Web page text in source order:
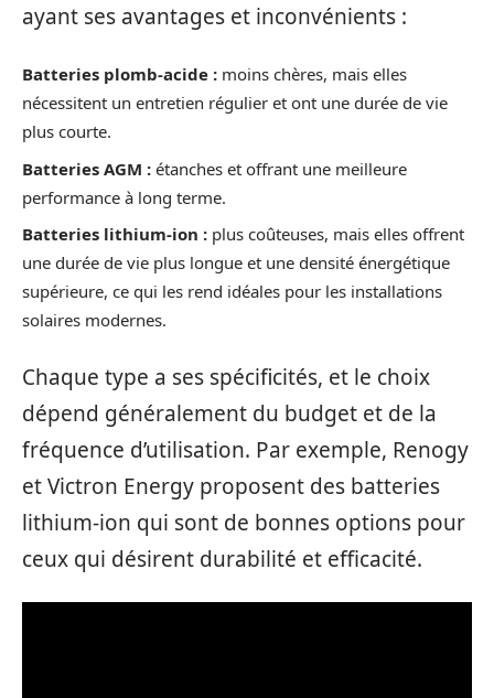
ayant ses avantages et inconvénients :
Batteries plomb-acide : moins chères, mais elles
nécessitent un entretien régulier et ont une durée de vie
plus courte.
Batteries AGM : étanches et offrant une meilleure
performance à long terme.
Batteries lithium-ion : plus coûteuses, mais elles offrent
une durée de vie plus longue et une densité énergétique
supérieure, ce qui les rend idéales pour les installations
solaires modernes.
Chaque type a ses spécificités, et le choix
dépend généralement du budget et de la
fréquence d’utilisation. Par exemple, Renogy
et Victron Energy proposent des batteries
lithium-ion qui sont de bonnes options pour
ceux qui désirent durabilité et efficacité.